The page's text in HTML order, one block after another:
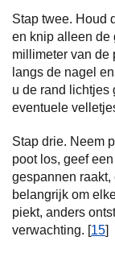
Stap twee. Houd
en knip alleen de
millimeter van de
langs de nagel
u de rand lichtjes
eventuele
Stap drie. Neem
poot los, geef
gespannen
belangrijk om
piekt, anders
verwachting. [15]